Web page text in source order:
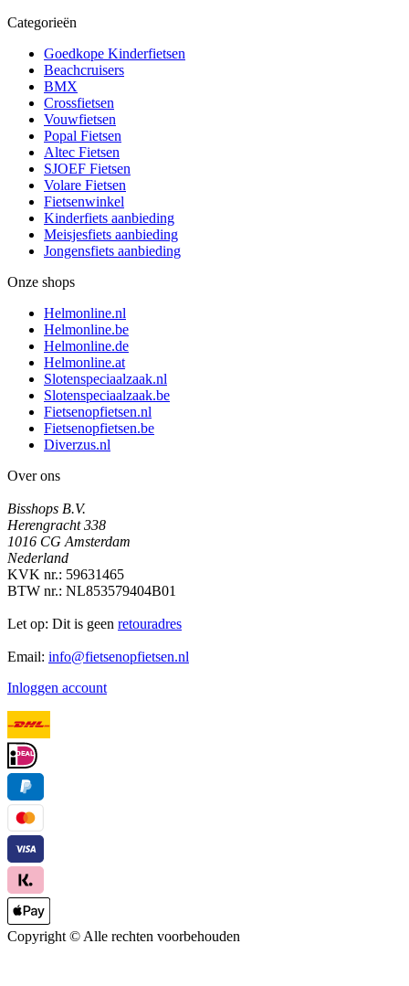
Categorieën
Goedkope Kinderfietsen
Beachcruisers
BMX
Crossfietsen
Vouwfietsen
Popal Fietsen
Altec Fietsen
SJOEF Fietsen
Volare Fietsen
Fietsenwinkel
Kinderfiets aanbieding
Meisjesfiets aanbieding
Jongensfiets aanbieding
Onze shops
Helmonline.nl
Helmonline.be
Helmonline.de
Helmonline.at
Slotenspeciaalzaak.nl
Slotenspeciaalzaak.be
Fietsenopfietsen.nl
Fietsenopfietsen.be
Diverzus.nl
Over ons
Bisshops B.V.
Herengracht 338
1016 CG Amsterdam
Nederland
KVK nr.: 59631465
BTW nr.: NL853579404B01
Let op: Dit is geen retouradres
Email: info@fietsenopfietsen.nl
Inloggen account
Copyright © Alle rechten voorbehouden